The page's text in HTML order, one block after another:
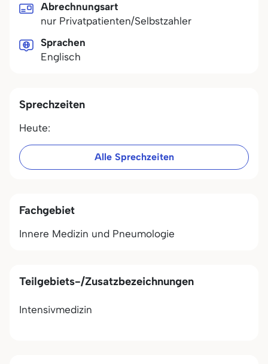
Abrechnungsart
nur Privatpatienten/Selbstzahler
Sprachen
Englisch
Sprechzeiten
Heute:
Alle Sprechzeiten
Fachgebiet
Innere Medizin und Pneumologie
Teilgebiets-/Zusatzbezeichnungen
Intensivmedizin